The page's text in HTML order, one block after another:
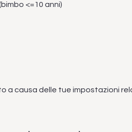
<=10 anni)
a causa delle tue impostazioni